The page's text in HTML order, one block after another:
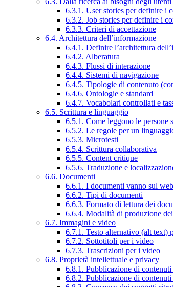
6.3.1. User stories per definire i
6.3.2. Job stories per definire i
6.3.3. Criteri di accettazione
6.4. Architettura dell’informazione
6.4.1. Definire l’architettura
6.4.2. Alberatura
6.4.3. Flussi di interazione
6.4.4. Sistemi di navigazione
6.4.5. Tipologie di contenuto
6.4.6. Ontologie e standard
6.4.7. Vocabolari controllati e
6.5. Scrittura e linguaggio
6.5.1. Come leggono le persone
6.5.2. Le regole per un
6.5.3. Microtesti
6.5.4. Scrittura collaborativa
6.5.5. Content critique
6.5.6. Traduzione e
6.6. Documenti
6.6.1. I documenti vanno sul web
6.6.2. Tipi di documenti
6.6.3. Formato di lettura dei
6.6.4. Modalità di produzione
6.7. Immagini e video
6.7.1. Testo alternativo (alt text)
6.7.2. Sottotitoli per i video
6.7.3. Trascrizioni per i video
6.8. Proprietà intellettuale e privacy
6.8.1. Pubblicazione di
6.8.2. Pubblicazione di